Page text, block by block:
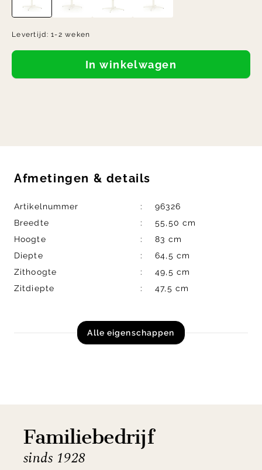
Levertijd:1-2 weken
In winkelwagen
Afmetingen & details
Artikelnummer
96326
Breedte
55,50 cm
Hoogte
83 cm
Diepte
64,5 cm
Zithoogte
49,5 cm
Zitdiepte
47,5 cm
Alle eigenschappen
Familiebedrijf
sinds 1928